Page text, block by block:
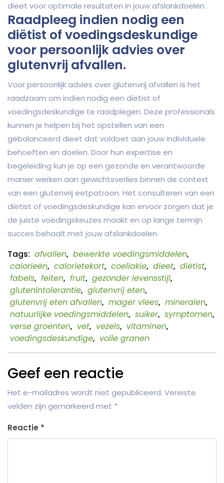
dieet voor optimale resultaten in jouw afslankdoelen.
Raadpleeg indien nodig een
diëtist of voedingsdeskundige
voor persoonlijk advies over
glutenvrij afvallen.
Voor persoonlijk advies over glutenvrij afvallen is het
raadzaam om indien nodig een diëtist of
voedingsdeskundige te raadplegen. Deze professionals
kunnen je helpen bij het opstellen van een
gebalanceerd dieet dat voldoet aan jouw individuele
behoeften en doelen. Door hun expertise en
begeleiding kun je op een gezonde en verantwoorde
manier werken aan gewichtsverlies binnen de context
van een glutenvrij eetpatroon. Het consulteren van een
diëtist of voedingsdeskundige kan ervoor zorgen dat je
de juiste voedingskeuzes maakt en op lange termijn
succes behaalt met jouw afslankdoelen.
Tags: afvallen, bewerkte voedingsmiddelen,
calorieën, calorietekort, coeliakie, dieet, diëtist,
fabels, feiten, fruit, gezonder levensstijl,
glutenintolerantie, glutenvrij eten,
glutenvrij eten afvallen, mager vlees, mineralen,
natuurlijke voedingsmiddelen, suiker, symptomen,
verse groenten, vet, vezels, vitaminen,
voedingsdeskundige, volle granen
Geef een reactie
Het e-mailadres wordt niet gepubliceerd. Vereiste
velden zijn gemarkeerd met *
Reactie *